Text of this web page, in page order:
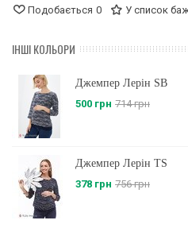
Подобається 0 У список
ІНШІ КОЛЬОРИ
Джемпер Лерін SB
500 грн 714 грн
Джемпер Лерін TS
378 грн 756 грн